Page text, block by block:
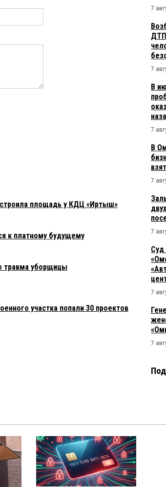
площадь у КДЦ «Иртыш»
к платному будущему
травма уборщицы
участка попали 30 проектов
7
7
В
7
В
7
7
Суд
7
7